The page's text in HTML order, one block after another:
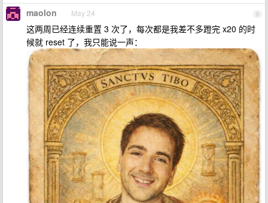
8
maolon May 24
这两周已经连续重置 3 次了，每次都是我差不多蹬完 x20 的时
候就 reset 了，我只能说一声：